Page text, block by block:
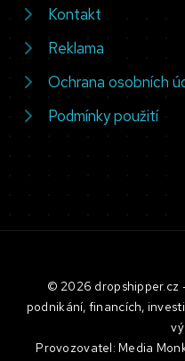
Kontakt
Reklama
Ochrana osobních
Podmínky použití
© 2026 dropshipper.cz
podnikání, financích,
Provozovatel: Media